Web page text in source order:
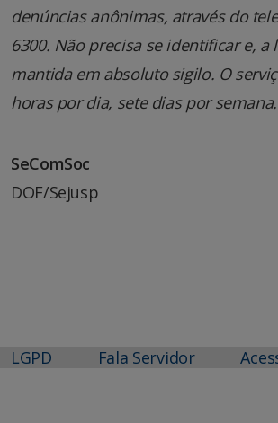
denúncias anônimas, através do
6300. Não precisa se identificar e, a
mantida em absoluto sigilo. O
horas por dia, sete dias por semana.
SeComSoc
DOF/Sejusp
LGPD Fala Servidor